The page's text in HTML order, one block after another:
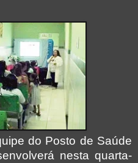
do Posto de Saúde
nesta quarta-